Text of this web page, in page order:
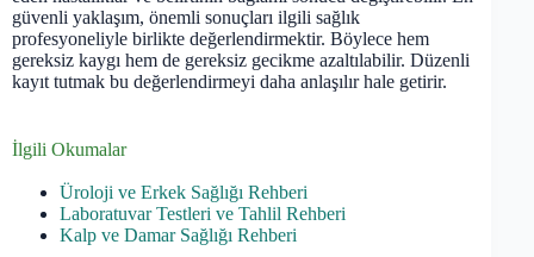
güvenli yaklaşım, önemli sonuçları ilgili sağlık
profesyoneliyle birlikte değerlendirmektir. Böylece hem
gereksiz kaygı hem de gereksiz gecikme azaltılabilir. Düzenli
kayıt tutmak bu değerlendirmeyi daha anlaşılır hale getirir.
İlgili Okumalar
Üroloji ve Erkek Sağlığı Rehberi
Laboratuvar Testleri ve Tahlil Rehberi
Kalp ve Damar Sağlığı Rehberi